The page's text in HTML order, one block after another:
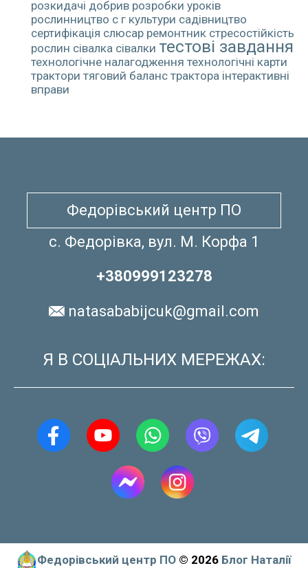
розкидачі добрив розробки уроків
рослинництво с г культури садівництво
сертифікація слюсар ремонтник стресостійкість
рослин сівалка сівалки тестові завдання
технологічне налагодження технологічні карти
трактори тяговий баланс трактора інтерактивні
вправи
Федорівський центр ПО
с. Федорівка, вул. М. Корфа 1
+380999123278
natasababijcuk@gmail.com
Я В СОЦІАЛЬНИХ МЕРЕЖАХ:
Федорівський центр ПО © 2026 Блог Наталії